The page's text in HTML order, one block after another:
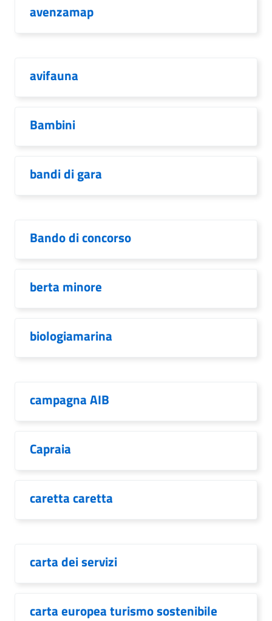
avenzamap
avifauna
Bambini
bandi di gara
Bando di concorso
berta minore
biologiamarina
campagna AIB
Capraia
caretta caretta
carta dei servizi
carta europea turismo sostenibile